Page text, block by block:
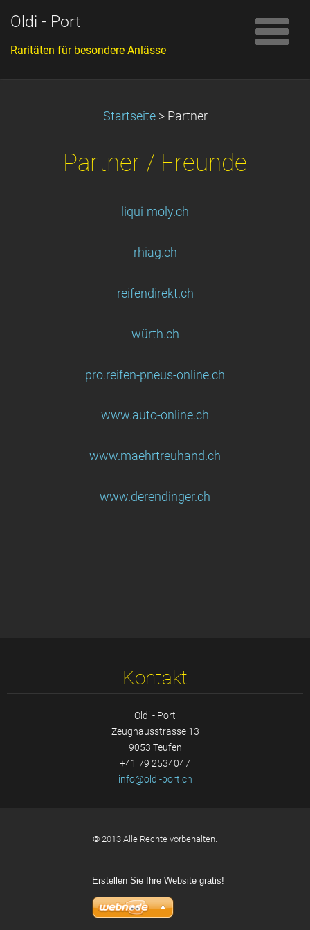
Oldi - Port
Raritäten für besondere Anlässe
Startseite > Partner
Partner / Freunde
liqui-moly.ch
rhiag.ch
reifendirekt.ch
würth.ch
pro.reifen-pneus-online.ch
www.auto-online.ch
www.maehrtreuhand.ch
www.derendinger.ch
Kontakt
Oldi - Port
Zeughausstrasse 13
9053 Teufen
+41 79 2534047
info@oldi-port.ch
© 2013 Alle Rechte vorbehalten.
Erstellen Sie Ihre Website gratis!